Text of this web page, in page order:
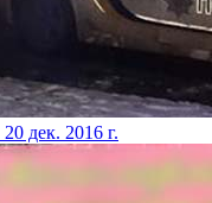
20 дек. 2016 г.